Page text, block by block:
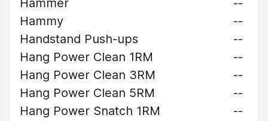
Hammer
--
Hammy
--
Handstand Push-ups
--
Hang Power Clean 1RM
--
Hang Power Clean 3RM
--
Hang Power Clean 5RM
--
Hang Power Snatch 1RM
--